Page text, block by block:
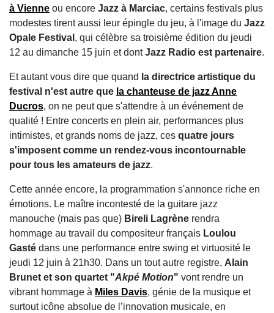
à Vienne ou encore Jazz à Marciac, certains festivals plus
modestes tirent aussi leur épingle du jeu, à l'image du Jazz
Opale Festival , qui célèbre sa troisième édition du jeudi
12 au dimanche 15 juin et dontJazz Radio est partenaire.
Et autant vous dire que quand la directrice artistique du
festival n'est autre que la chanteuse de jazz Anne
Ducros, on ne peut que s'attendre à un événement de
qualité ! Entre concerts en plein air, performances plus
intimistes, et grands noms de jazz, ces quatre jours
s'imposent comme un rendez-vous incontournable
pour tous les amateurs de jazz.
Cette année encore, la programmation s'annonce riche en
émotions. Le maître incontesté de la guitare jazz
manouche (mais pas que) Bireli Lagrène rendra
hommage au travail du compositeur français Loulou
Gasté dans une performance entre swing et virtuosité le
jeudi 12 juin à 21h30. Dans un tout autre registre, Alain
Brunet et son quartet "Akpé Motion" vont rendre un
vibrant hommage à Miles Davis, génie de la musique et
surtout icône absolue de l’innovation musicale, en